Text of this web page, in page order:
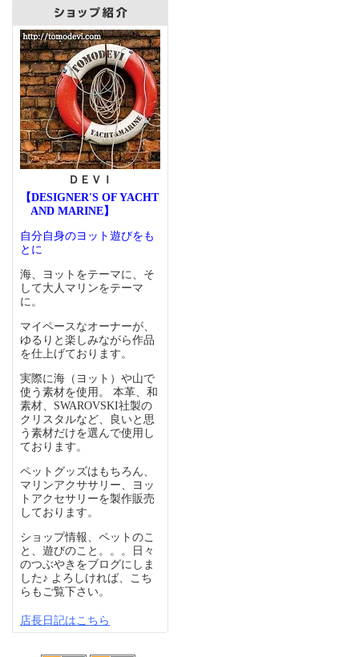
ＤＥＶＩ
【DESIGNER'S OF YACHT
AND MARINE】
自分自身のヨット遊びをも
とに
海、ヨットをテーマに、そ
して大人マリンをテーマ
に。
マイペースなオーナーが、
ゆるりと楽しみながら作品
を仕上げております。
実際に海（ヨット）や山で
使う素材を使用。 本革、和
素材、SWAROVSKI社製の
クリスタルなど、良いと思
う素材だけを選んで使用し
ております。
ペットグッズはもちろん、
マリンアクササリー、ヨッ
トアクセサリーを製作販売
しております。
ショップ情報、ペットのこ
と、遊びのこと。。。日々
のつぶやきをブログにしま
した♪ よろしければ、こち
らもご覧下さい。
店長日記はこちら